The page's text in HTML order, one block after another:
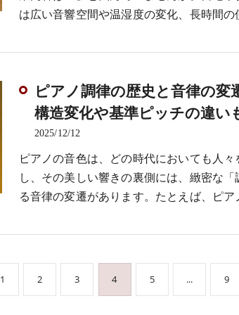
は広い音響空間や温湿度の変化、長時間
ピアノ調律の歴史と音律の変
構造変化や基準ピッチの違い
2025/12/12
ピアノの音色は、どの時代においても人
し、その美しい響きの裏側には、緻密な
る音律の変遷があります。たとえば、ピ
1 2 3 4 5 ... 9